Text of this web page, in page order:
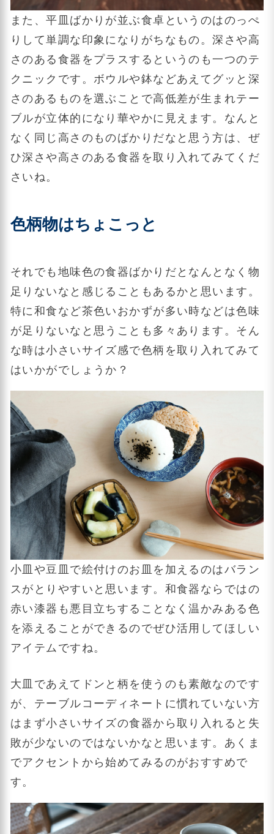
また、平皿ばかりが並ぶ食卓というのはのっぺ
りして単調な印象になりがちなもの。深さや高
さのある食器をプラスするというのも一つのテ
クニックです。ボウルや鉢などあえてグッと深
さのあるものを選ぶことで高低差が生まれテー
ブルが立体的になり華やかに見えます。なんと
なく同じ高さのものばかりだなと思う方は、ぜ
ひ深さや高さのある食器を取り入れてみてくだ
さいね。
色柄物はちょこっと
それでも地味色の食器ばかりだとなんとなく物
足りないなと感じることもあるかと思います。
特に和食など茶色いおかずが多い時などは色味
が足りないなと思うことも多々あります。そん
な時は小さいサイズ感で色柄を取り入れてみて
はいかがでしょうか？
小皿や豆皿で絵付けのお皿を加えるのはバラン
スがとりやすいと思います。和食器ならではの
赤い漆器も悪目立ちすることなく温かみある色
を添えることができるのでぜひ活用してほしい
アイテムですね。
大皿であえてドンと柄を使うのも素敵なのです
が、テーブルコーディネートに慣れていない方
はまず小さいサイズの食器から取り入れると失
敗が少ないのではないかなと思います。あくま
でアクセントから始めてみるのがおすすめで
す。